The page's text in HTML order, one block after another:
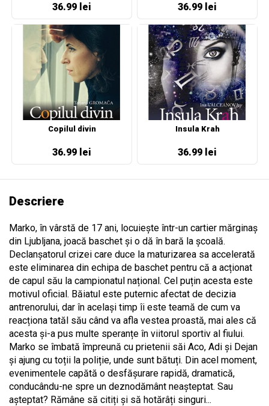
36.99 lei 36.99 lei
Copilul divin
36.99 lei
Insula Krah
36.99 lei
Descriere
Marko, în vârstă de 17 ani, locuiește într-un cartier mărginaș
din Ljubljana, joacă baschet și o dă în bară la școală.
Declanșatorul crizei care duce la maturizarea sa accelerată
este eliminarea din echipa de baschet pentru că a acționat
de capul său la campionatul național. Cel puțin acesta este
motivul oficial. Băiatul este puternic afectat de decizia
antrenorului, dar în același timp îi este teamă de cum va
reacționa tatăl său când va afla vestea proastă, mai ales că
acesta și-a pus multe speranțe în viitorul sportiv al fiului.
Marko se îmbată împreună cu prietenii săi Aco, Adi și Dejan
și ajung cu toții la poliție, unde sunt bătuți. Din acel moment,
evenimentele capătă o desfășurare rapidă, dramatică,
conducându-ne spre un deznodământ neașteptat. Sau
așteptat? Rămâne să citiți și să hotărâți singuri...